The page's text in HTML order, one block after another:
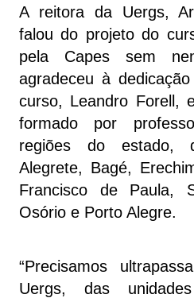
A reitora da Uergs,
falou do projeto do
pela Capes sem
agradeceu à
curso, Leandro Forell,
formado por
regiões do estado,
Alegrete, Bagé,
Francisco de Paula,
Osório e Porto Alegre.
“Precisamos
Uergs, das